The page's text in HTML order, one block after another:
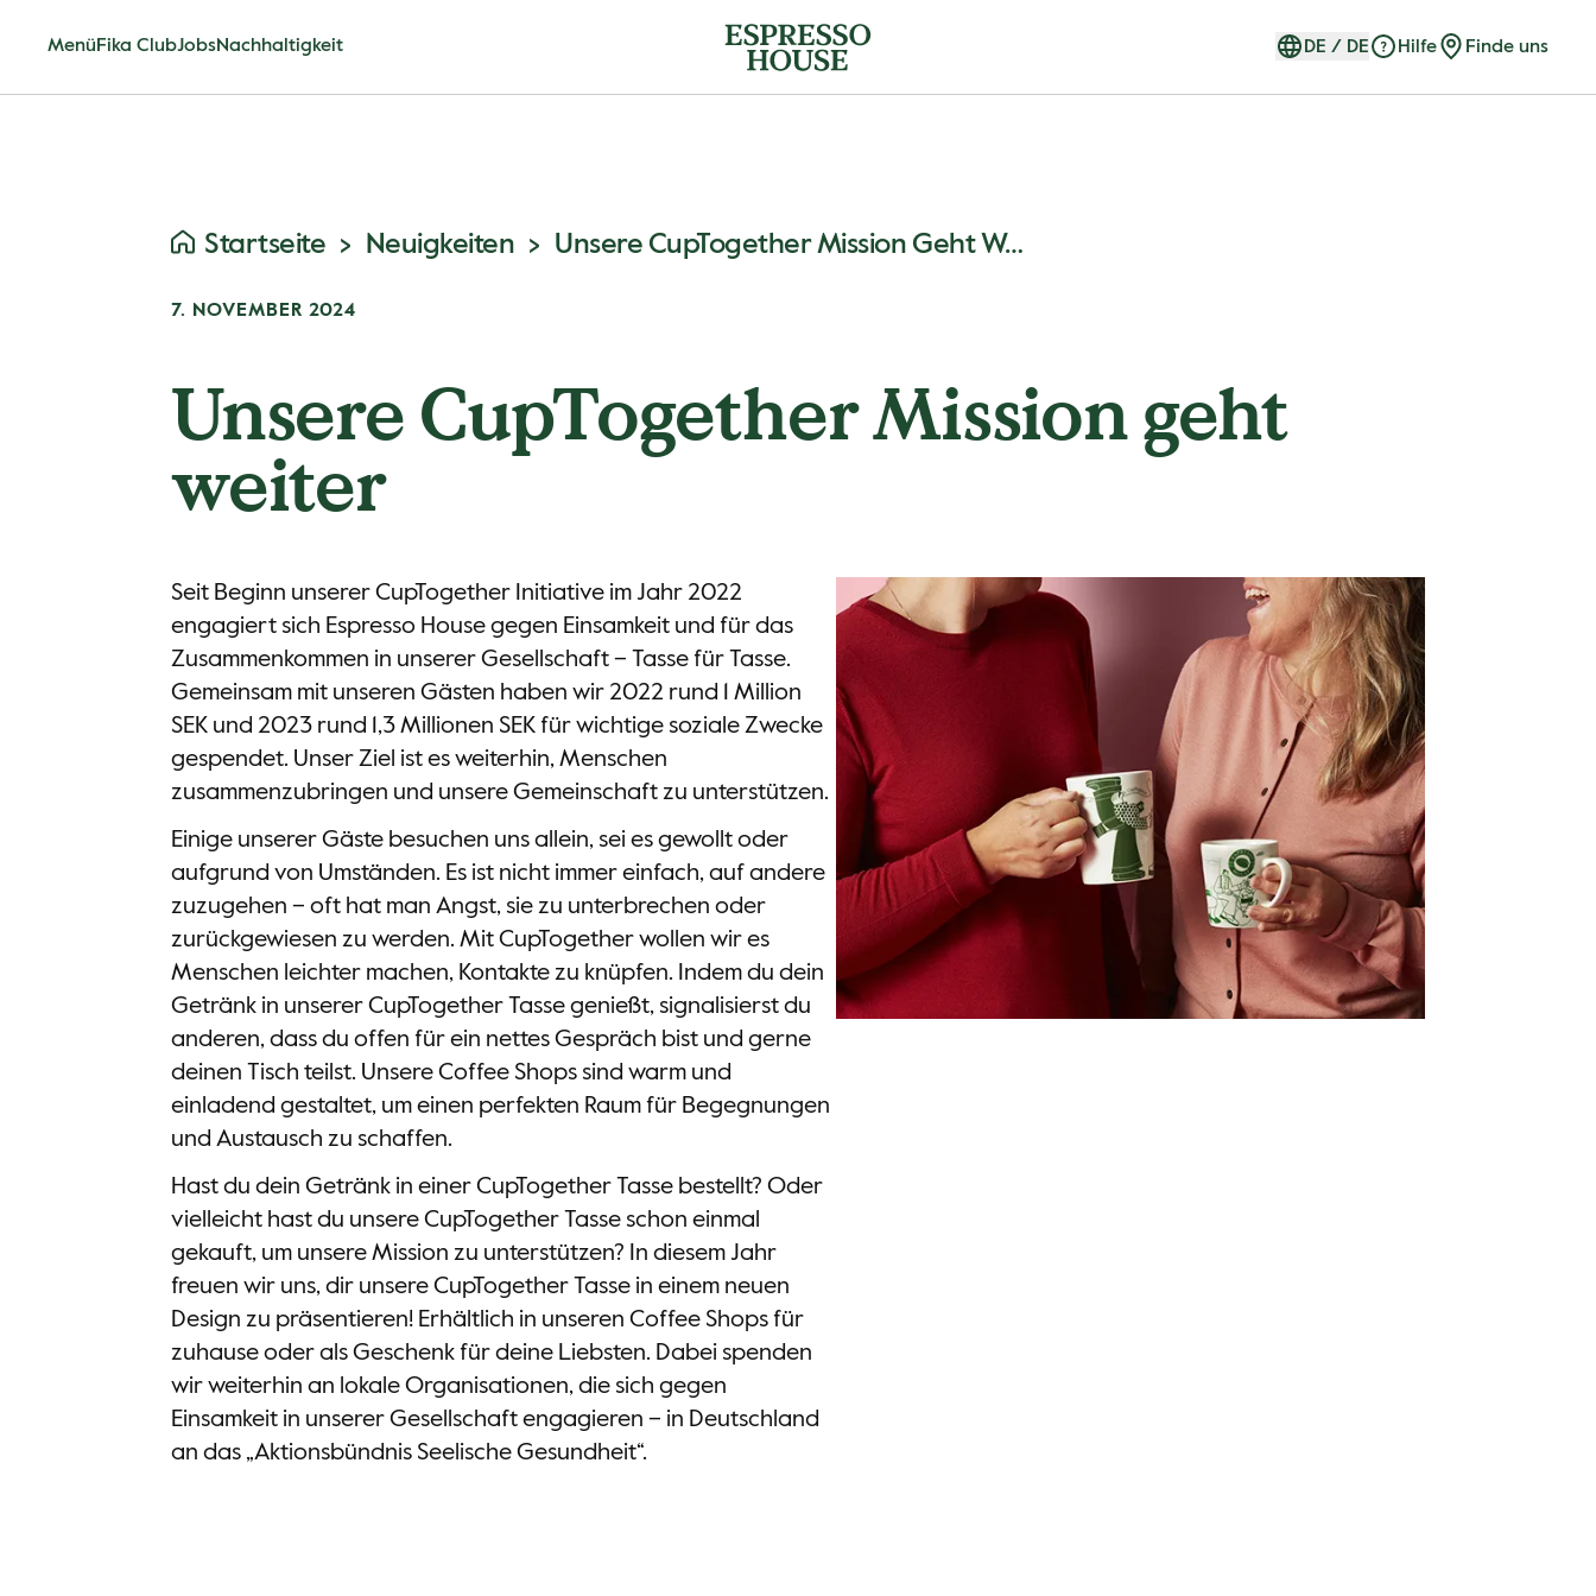
Menü Fika ClubJobsNachhaltigkeit DE / DE Hilfe Finde uns
Startseite Neuigkeiten Unsere CupTogether Mission Geht Weiter
7. NOVEMBER 2024
Unsere CupTogether Mission geht
weiter
Seit Beginn unserer CupTogether Initiative im Jahr 2022
engagiert sich Espresso House gegen Einsamkeit und für das
Zusammenkommen in unserer Gesellschaft – Tasse für Tasse.
Gemeinsam mit unseren Gästen haben wir 2022 rund 1 Million
SEK und 2023 rund 1,3 Millionen SEK für wichtige soziale Zwecke
gespendet. Unser Ziel ist es weiterhin, Menschen
zusammenzubringen und unsere Gemeinschaft zu unterstützen.
Einige unserer Gäste besuchen uns allein, sei es gewollt oder
aufgrund von Umständen. Es ist nicht immer einfach, auf andere
zuzugehen – oft hat man Angst, sie zu unterbrechen oder
zurückgewiesen zu werden. Mit CupTogether wollen wir es
Menschen leichter machen, Kontakte zu knüpfen. Indem du dein
Getränk in unserer CupTogether Tasse genießt, signalisierst du
anderen, dass du offen für ein nettes Gespräch bist und gerne
deinen Tisch teilst. Unsere Coffee Shops sind warm und
einladend gestaltet, um einen perfekten Raum für Begegnungen
und Austausch zu schaffen.
Hast du dein Getränk in einer CupTogether Tasse bestellt? Oder
vielleicht hast du unsere CupTogether Tasse schon einmal
gekauft, um unsere Mission zu unterstützen? In diesem Jahr
freuen wir uns, dir unsere CupTogether Tasse in einem neuen
Design zu präsentieren! Erhältlich in unseren Coffee Shops für
zuhause oder als Geschenk für deine Liebsten. Dabei spenden
wir weiterhin an lokale Organisationen, die sich gegen
Einsamkeit in unserer Gesellschaft engagieren – in Deutschland
an das „Aktionsbündnis Seelische Gesundheit“.